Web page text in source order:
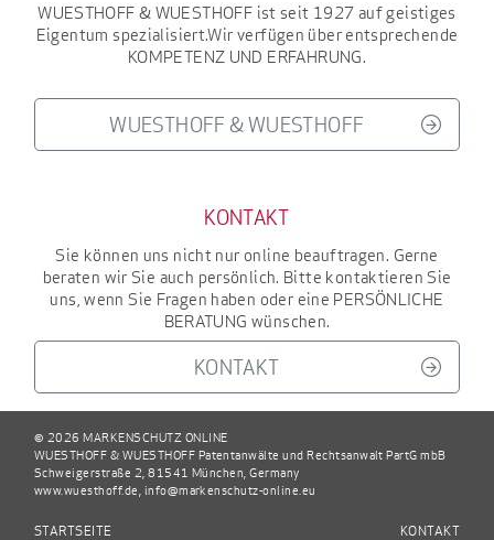
WUESTHOFF & WUESTHOFF ist seit 1927 auf geistiges
Eigentum spezialisiert.Wir verfügen über entsprechende
KOMPETENZ UND ERFAHRUNG.
WUESTHOFF & WUESTHOFF
KONTAKT
Sie können uns nicht nur online beauftragen. Gerne
beraten wir Sie auch persönlich. Bitte kontaktieren Sie
uns, wenn Sie Fragen haben oder eine PERSÖNLICHE
BERATUNG wünschen.
KONTAKT
© 2026 MARKENSCHUTZ ONLINE
WUESTHOFF & WUESTHOFF Patentanwälte und Rechtsanwalt PartG mbB
Schweigerstraße 2, 81541 München, Germany
www.wuesthoff.de,info@markenschutz-online.eu
STARTSEITE KONTAKT